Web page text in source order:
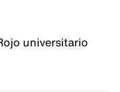
universitario